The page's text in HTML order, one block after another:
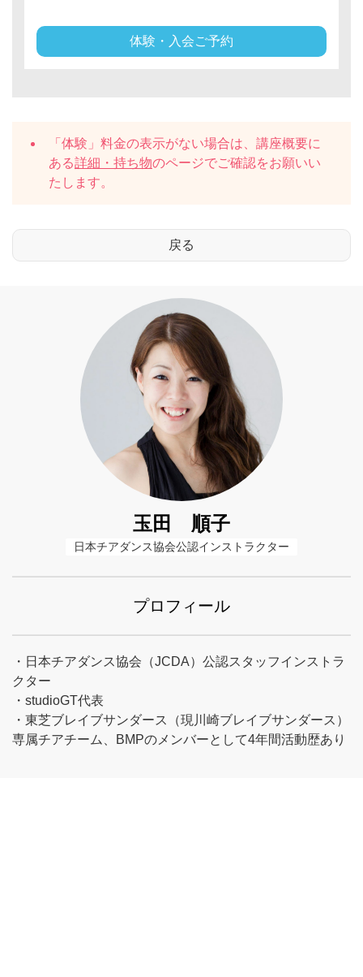
体験・入会ご予約
「体験」料金の表示がない場合は、講座概要に
ある詳細・持ち物のページでご確認をお願いい
たします。
玉田 順子
日本チアダンス協会公認インストラクター
プロフィール
・日本チアダンス協会（JCDA）公認スタッフインストラ
クター
・studioGT代表
・東芝ブレイブサンダース（現川崎ブレイブサンダース）
専属チアチーム、BMPのメンバーとして4年間活動歴あり